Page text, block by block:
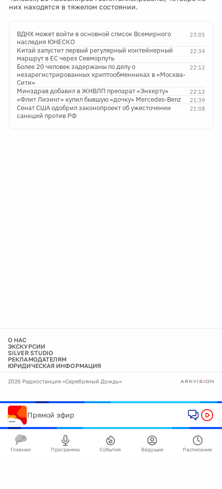
них находятся в тяжелом состоянии.
23:05
ВДНХ может войти в основной список Всемирного
наследия ЮНЕСКО
22:34
Китай запустит первый регулярный контейнерный
маршрут в ЕС через Севморпуть
22:12
Более 20 человек задержаны по делу о
незарегистрированных криптообменниках в «Москва-
Сити»
22:12
Минздрав добавил в ЖНВЛП препарат «Энхерту»
21:39
«Флит Лизинг» купил бывшую «дочку» Mercedes-Benz
21:08
Сенат США одобрил законопроект об ужесточении
санкций против РФ
О НАС
ЭКСКУРСИИ
SILVER STUDIO
РЕКЛАМОДАТЕЛЯМ
ЮРИДИЧЕСКАЯ ИНФОРМАЦИЯ
2026 Радиостанция «Серебряный Дождь»
Прямой эфир
Главная Программы События Ведущие Расписание